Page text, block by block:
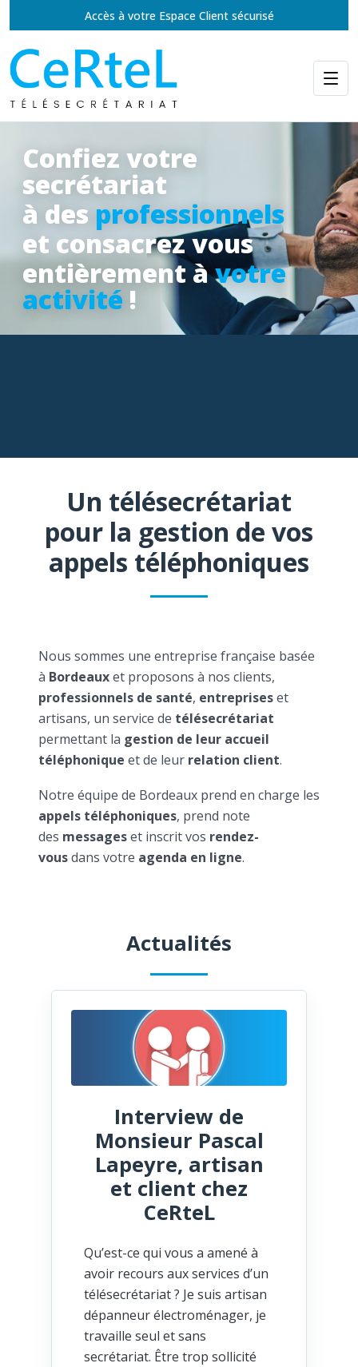
Accès à votre Espace Client sécurisé
Confiez votre
secrétariat
à des professionnels
et consacrez vous
entièrement àvotre
activité !
Un télésecrétariat
pour la gestion de vos
appels téléphoniques
Nous sommes une entreprise française basée
à Bordeauxet proposons à nos clients,
professionnels de santé, entrepriseset
artisans, un service de télésecrétariat
permettant la gestion de leur accueil
téléphonique et de leur relation client.
Notre équipe de Bordeaux prend en charge les
appels téléphoniques, prend note
des messageset inscrit vos rendez-
vousdans votre agenda en ligne.
Actualités
Interview de
Monsieur Pascal
Lapeyre, artisan
et client chez
CeRteL
Qu’est-ce qui vous a amené à
avoir recours aux services d’un
télésecrétariat ? Je suis artisan
dépanneur électroménager, je
travaille seul et sans
secrétariat. Être trop sollicité